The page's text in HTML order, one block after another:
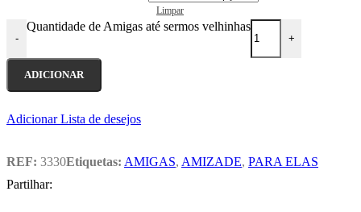
Limpar
-
Quantidade de Amigas até sermos velhinhas
+
ADICIONAR
Adicionar Lista de desejos
REF: 3330Etiquetas: AMIGAS, AMIZADE, PARA ELAS
Partilhar: